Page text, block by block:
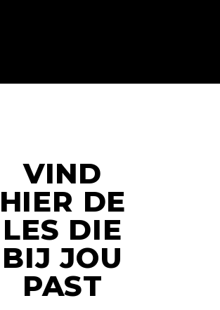
VIND
HIER DE
LES DIE
BIJ JOU
PAST